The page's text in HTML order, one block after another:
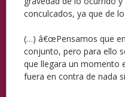
conculcados, ya que de
(…) â€œPensamos que
conjunto, pero para ello
que llegara un momento
fuera en contra de nada